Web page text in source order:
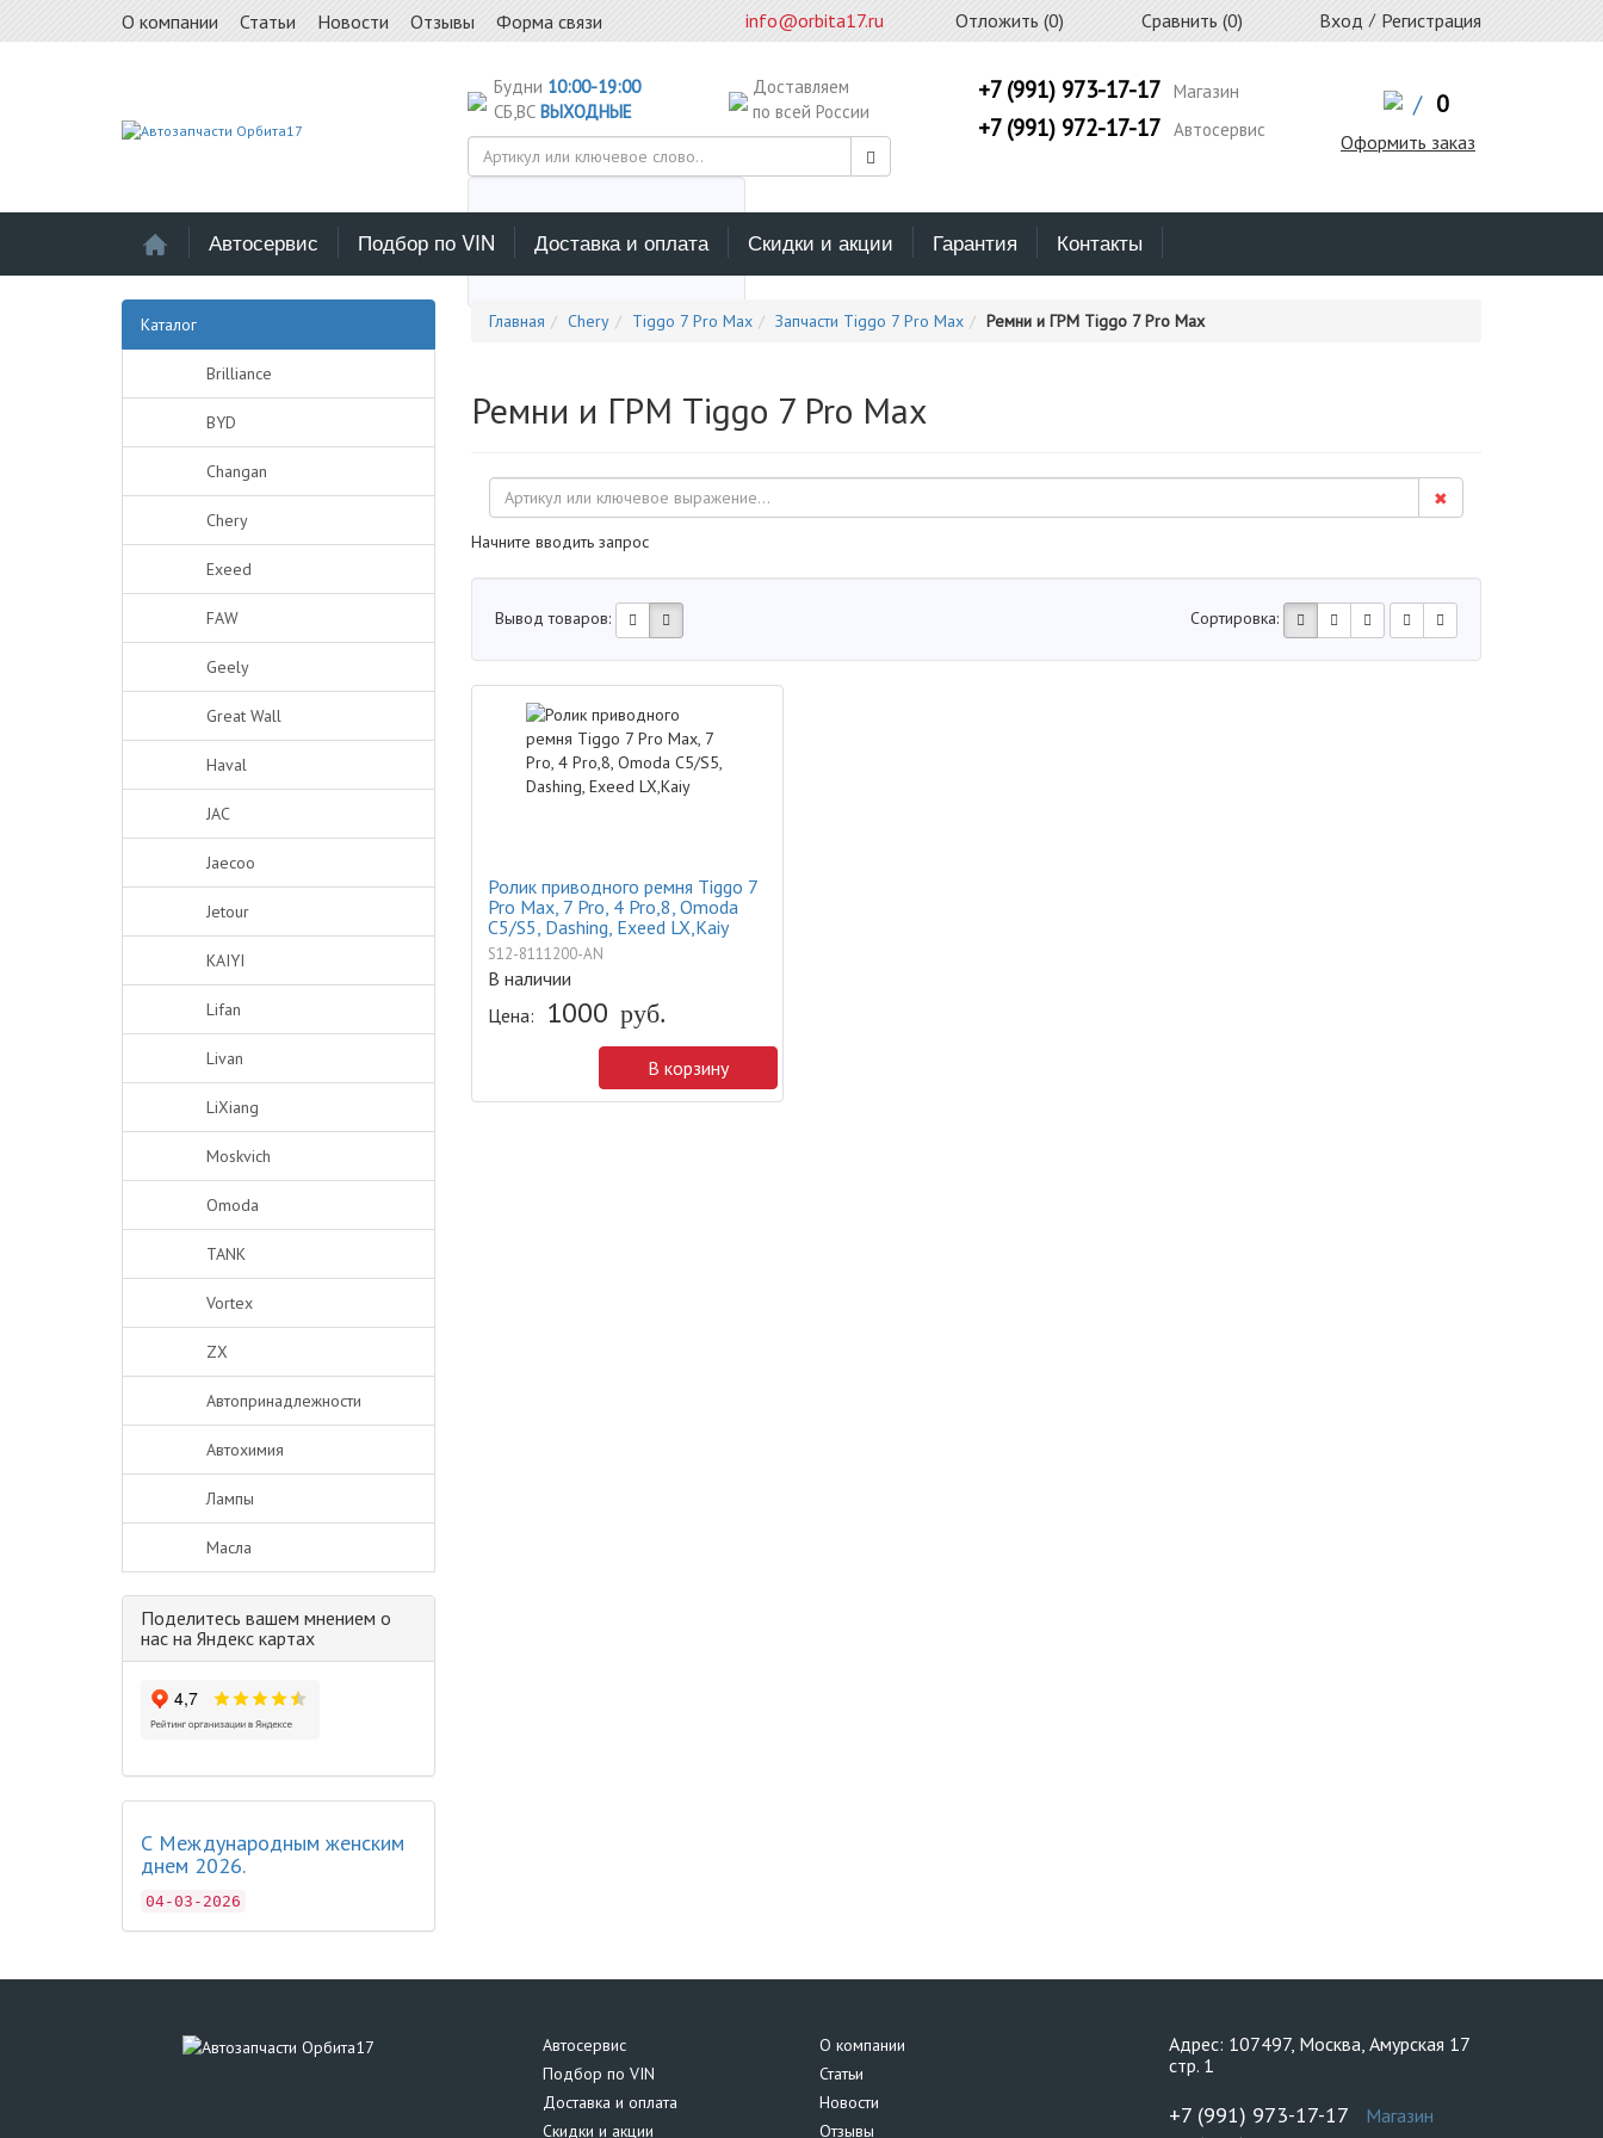
О компании Статьи Новости Отзывы Форма связи info@orbita17.ru Отложить (0) Сравнить (0) Вход / Регистрация
Будни 10:00-19:00
СБ,ВС ВЫХОДНЫЕ
Доставляем
по всей России
Выберите каталог поиска
+7 (991) 973-17-17 Магазин
+7 (991) 972-17-17 Автосервис
/ 0
Оформить заказ
Автосервис Подбор по VIN Доставка и оплата Скидки и акции Гарантия Контакты
Каталог
Brilliance
BYD
Changan
Chery
Exeed
FAW
Geely
Great Wall
Haval
JAC
Jaecoo
Jetour
KAIYI
Lifan
Livan
LiXiang
Moskvich
Omoda
TANK
Vortex
ZX
Автопринадлежности
Автохимия
Лампы
Масла
Поделитесь вашем мнением о
нас на Яндекс картах
С Международным женским
днем 2026.
04-03-2026
Главная Chery Tiggo 7 Pro Max Запчасти Tiggo 7 Pro Max Ремни и ГРМ Tiggo 7 Pro Max
Ремни и ГРМ Tiggo 7 Pro Max
Начните вводить запрос
Вывод товаров: Сортировка:
Ролик приводного ремня Tiggo 7
Pro Max, 7 Pro, 4 Pro,8, Omoda
C5/S5, Dashing, Exeed LX,Kaiy
S12-8111200-AN
В наличии
Цена:
1000 руб.
В корзину
Автосервис
Подбор по VIN
Доставка и оплата
Скидки и акции
О компании
Статьи
Новости
Отзывы
Адрес: 107497, Москва, Амурская 17
стр. 1
+7 (991) 973-17-17 Магазин